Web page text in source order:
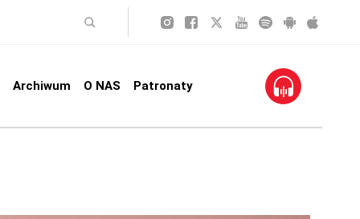
Archiwum O NAS Patronaty